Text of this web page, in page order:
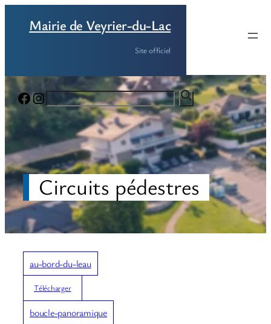
Mairie de Veyrier-du-Lac
Site officiel
Facebook Instagram
Circuits pédestres
au-bord-du-leau
Télécharger
boucle-panoramique